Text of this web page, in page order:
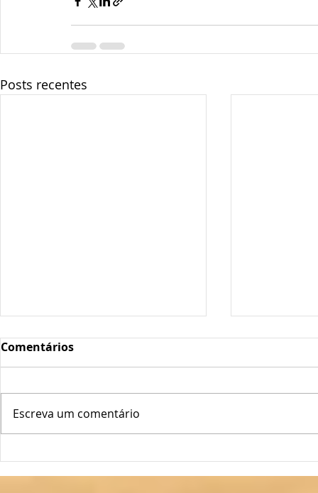
Posts recentes
Oscilações Térmicas
Podem "Abrir a Porta" ao
Plantas
Longe!
Comentários
Escreva um comentário